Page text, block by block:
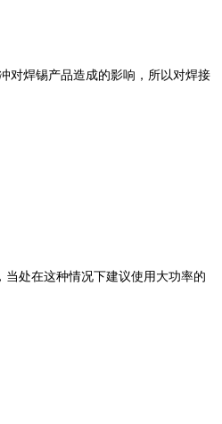
对焊锡产品造成的影响，所以对焊接
当处在这种情况下建议使用大功率的